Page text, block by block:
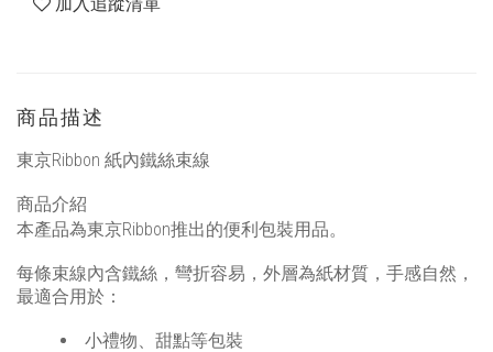
商品描述
東京Ribbon 紙內鐵絲束線
商品介紹
本產品為東京Ribbon推出的便利包裝用品。
每條束線內含鐵絲，彎折容易，外層為紙材質，手感自然，
最適合用於：
小禮物、甜點等包裝